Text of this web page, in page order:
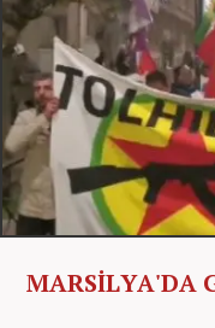
MARSİLYA'DA